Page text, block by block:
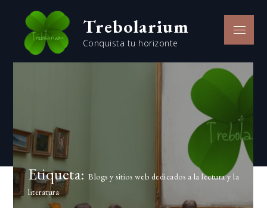
content
Trebolarium
Conquista tu horizonte
Menu
Etiqueta:Blogs y sitios web dedicados a la lectura y la
literatura